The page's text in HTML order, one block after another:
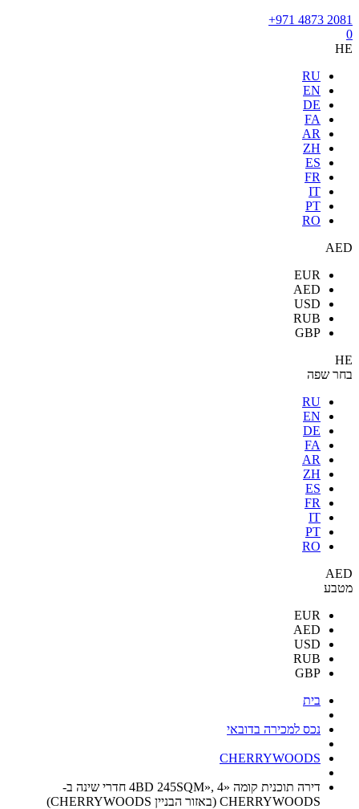
+971 4873 2081
0
HE
RU
EN
DE
FA
AR
ZH
ES
FR
IT
PT
RO
AED
EUR
AED
USD
RUB
GBP
HE
בחר שפה
RU
EN
DE
FA
AR
ZH
ES
FR
IT
PT
RO
AED
מטבע
EUR
AED
USD
RUB
GBP
בית
נכס למכירה בדובאי
CHERRYWOODS
דירה תוכנית קומה «4BD 245SQM», 4 חדרי שינה ב-
CHERRYWOODS (באזור הבניין CHERRYWOODS)